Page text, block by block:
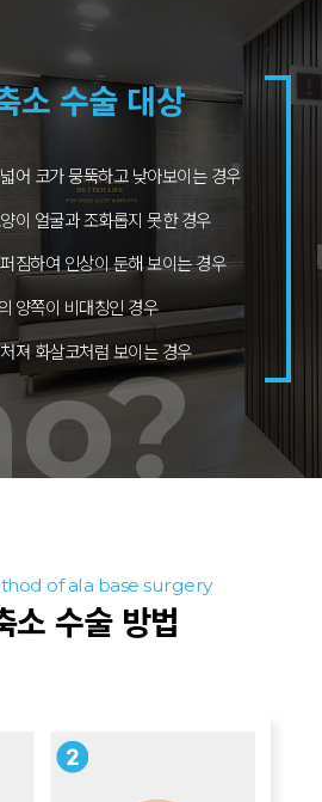
소 수술 대상
어 코가 뭉뚝하고 낮아보이는 경우
이 얼굴과 조화롭지 못한 경우
짐하여 인상이 둔해 보이는 경우
양쪽이 비대칭인 경우
져 화살코처럼 보이는 경우
of ala base surgery
소 수술 방법